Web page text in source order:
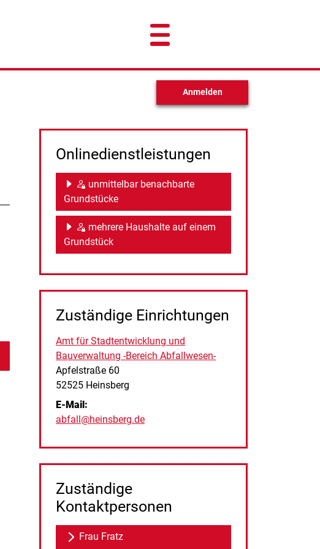
Anmelden
Onlinedienstleistungen
unmittelbar benachbarte
Grundstücke
mehrere Haushalte auf einem
Grundstück
Zuständige Einrichtungen
Amt für Stadtentwicklung und
Bauverwaltung -Bereich Abfallwesen-
Straße:
Apfelstraße Hausnummer:
60
PLZ:
52525 Ort:
Heinsberg
E-Mail:
abfall@heinsberg.de
Zuständige
Kontaktpersonen
Frau Fratz